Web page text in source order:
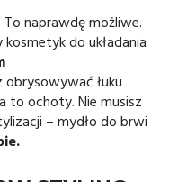
naprawdę możliwe.
do układania
obrysowywać łuku
to ochoty. Nie musisz
– mydło do brwi